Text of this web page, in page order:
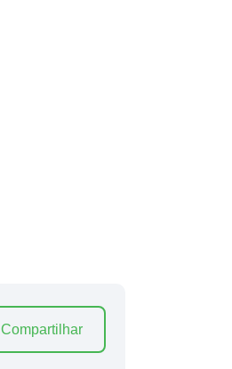
Compartilhar